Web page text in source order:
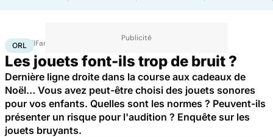
AccueilFamille
ORL
Les jouets font-ils trop de bruit ?
Dernière ligne droite dans la course aux cadeaux de
Noël… Vous avez peut-être choisi des jouets sonores
pour vos enfants. Quelles sont les normes ? Peuvent-ils
présenter un risque pour l'audition ? Enquête sur les
jouets bruyants.